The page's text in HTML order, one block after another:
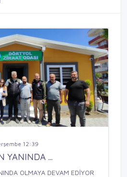
12:39
YANINDA ...
OLMAYA DEVAM EDİYOR